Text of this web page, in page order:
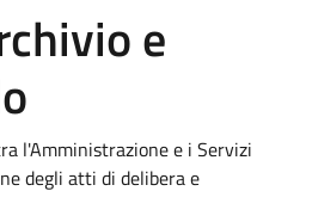
e
l'Amministrazione e i Servizi
degli atti di delibera e